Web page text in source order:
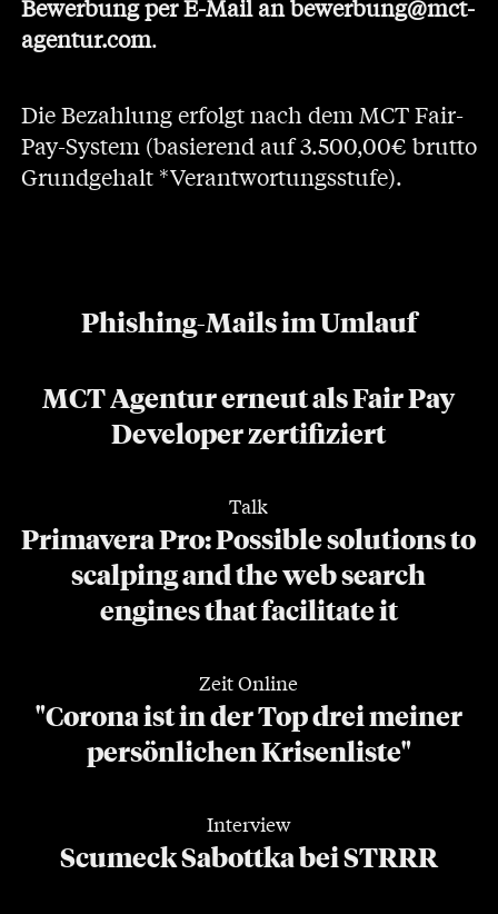
Bewerbungper E-Mail anbewerbung@mct-
agentur.com.
Die Bezahlung erfolgt nach dem MCT Fair-
Pay-System (basierend auf 3.500,00€ brutto
Grundgehalt *Verantwortungsstufe).
Phishing-Mails im Umlauf
MCT Agentur erneut als Fair Pay
Developer zertifiziert
Talk
Primavera Pro: Possible solutions to
scalping and the web search
engines that facilitate it
Zeit Online
"Corona ist in der Top drei meiner
persönlichen Krisenliste"
Interview
Scumeck Sabottka bei STRRR